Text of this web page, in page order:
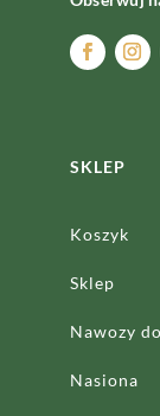
SKLEP
Koszyk
Sklep
Nawozy
Nasiona